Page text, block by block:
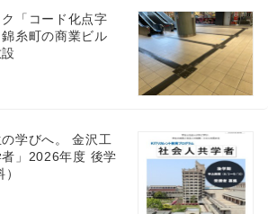
「コード化点字
糸町の商業ビル
学びへ。 金沢工
」2026年度 後学